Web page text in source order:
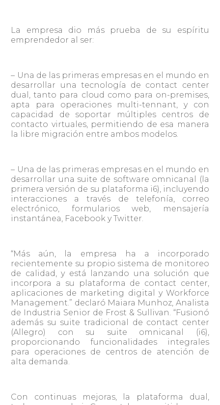
La empresa dio más prueba de su espíritu
emprendedor al ser:
– Una de las primeras empresas en el mundo en
desarrollar una tecnología de contact center
dual, tanto para cloud como para on-premises,
apta para operaciones multi-tennant, y con
capacidad de soportar múltiples centros de
contacto virtuales, permitiendo de esa manera
la libre migración entre ambos modelos.
– Una de las primeras empresas en el mundo en
desarrollar una suite de software omnicanal (la
primera versión de su plataforma i6), incluyendo
interacciones a través de telefonía, correo
electrónico, formularios web, mensajería
instantánea, Facebook y Twitter.
“Más aún, la empresa ha a incorporado
recientemente su propio sistema de monitoreo
de calidad, y está lanzando una solución que
incorpora a su plataforma de contact center,
aplicaciones de marketing digital y Workforce
Management.” declaró Maiara Munhoz, Analista
de Industria Senior de Frost & Sullivan. “Fusionó
además su suite tradicional de contact center
(Allegro) con su suite omnicanal (i6),
proporcionando funcionalidades integrales
para operaciones de centros de atención de
alta demanda.
Con continuas mejoras, la plataforma dual,